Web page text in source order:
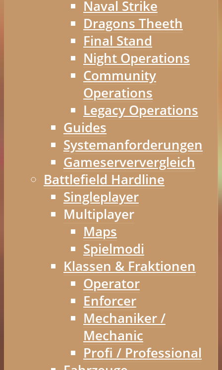
Naval Strike
Dragons Theeth
Final Stand
Night Operations
Community
Operations
Legacy Operations
Guides
Systemanforderungen
Gameserververgleich
Battlefield Hardline
Singleplayer
Multiplayer
Maps
Spielmodi
Klassen & Fraktionen
Operator
Enforcer
Mechaniker /
Mechanic
Profi / Professional